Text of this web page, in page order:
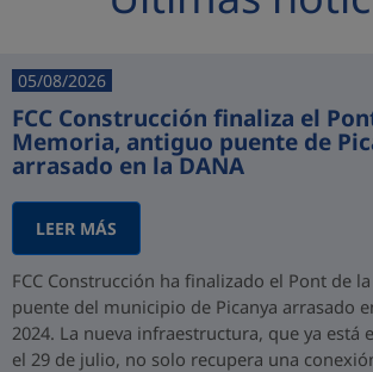
05/08/2026
FCC Construcción finaliza el
Memoria, antiguo puente de
arrasado en la DANA
LEER MÁS
FCC Construcción ha finalizado el Pont de
puente del municipio de Picanya arrasado
2024. La nueva infraestructura, que ya está
el 29 de julio, no solo recupera una